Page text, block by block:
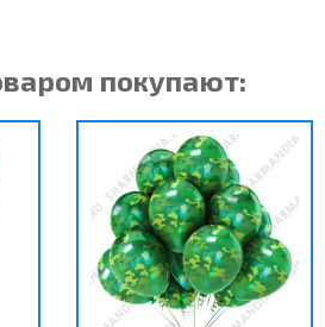
покупают: